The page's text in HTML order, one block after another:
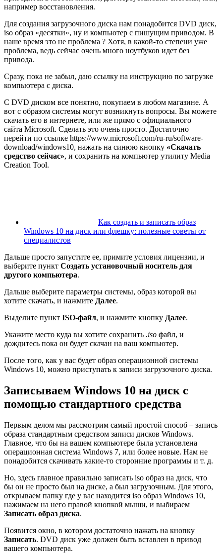
например восстановления.
Для создания загрузочного диска нам понадобится DVD диск,
iso образ «десятки», ну и компьютер с пишущим приводом. В
наше время это не проблема ? Хотя, в какой-то степени уже
проблема, ведь сейчас очень много ноутбуков идет без
привода.
Сразу, пока не забыл, даю ссылку на инструкцию по загрузке
компьютера с диска.
С DVD диском все понятно, покупаем в любом магазине. А
вот с образом системы могут возникнуть вопросы. Вы можете
скачать его в интернете, или же прямо с официального
сайта Microsoft. Сделать это очень просто. Достаточно
перейти по ссылке https://www.microsoft.com/ru-ru/software-
download/windows10, нажать на синюю кнопку «Скачать
средство сейчас», и сохранить на компьютер утилиту Media
Creation Tool.
Как создать и записать образ
Windows 10 на диск или флешку: полезные советы от
специалистов
Дальше просто запустите ее, примите условия лицензии, и
выберите пункт Создать установочный носитель для
другого компьютера.
Дальше выберите параметры системы, образ которой вы
хотите скачать, и нажмите Далее.
Выделите пункт ISO-файл, и нажмите кнопку Далее.
Укажите место куда вы хотите сохранить .iso файл, и
дождитесь пока он будет скачан на ваш компьютер.
После того, как у вас будет образ операционной системы
Windows 10, можно приступать к записи загрузочного диска.
Записываем Windows 10 на диск с
помощью стандартного средства
Первым делом мы рассмотрим самый простой способ – запись
образа стандартным средством записи дисков Windows.
Главное, что бы на вашем компьютере была установлена
операционная система Windows 7, или более новые. Нам не
понадобится скачивать какие-то сторонние программы и т. д.
Но, здесь главное правильно записать iso образ на диск, что
бы он не просто был на диске, а был загрузочным. Для этого,
открываем папку где у вас находится iso образ Windows 10,
нажимаем на него правой кнопкой мыши, и выбираем
Записать образ диска.
Появится окно, в котором достаточно нажать на кнопку
Записать. DVD диск уже должен быть вставлен в привод
вашего компьютера.